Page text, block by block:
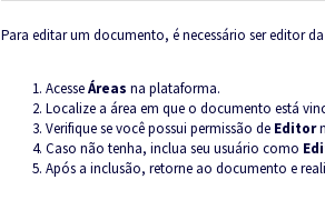
Para editar um documento, é necessário ser editor
AcesseÁreas na plataforma.
Localize a área em que o documento está
Verifique se você possui permissão de Editor
Caso não tenha, inclua seu usuário como
Após a inclusão, retorne ao documento e